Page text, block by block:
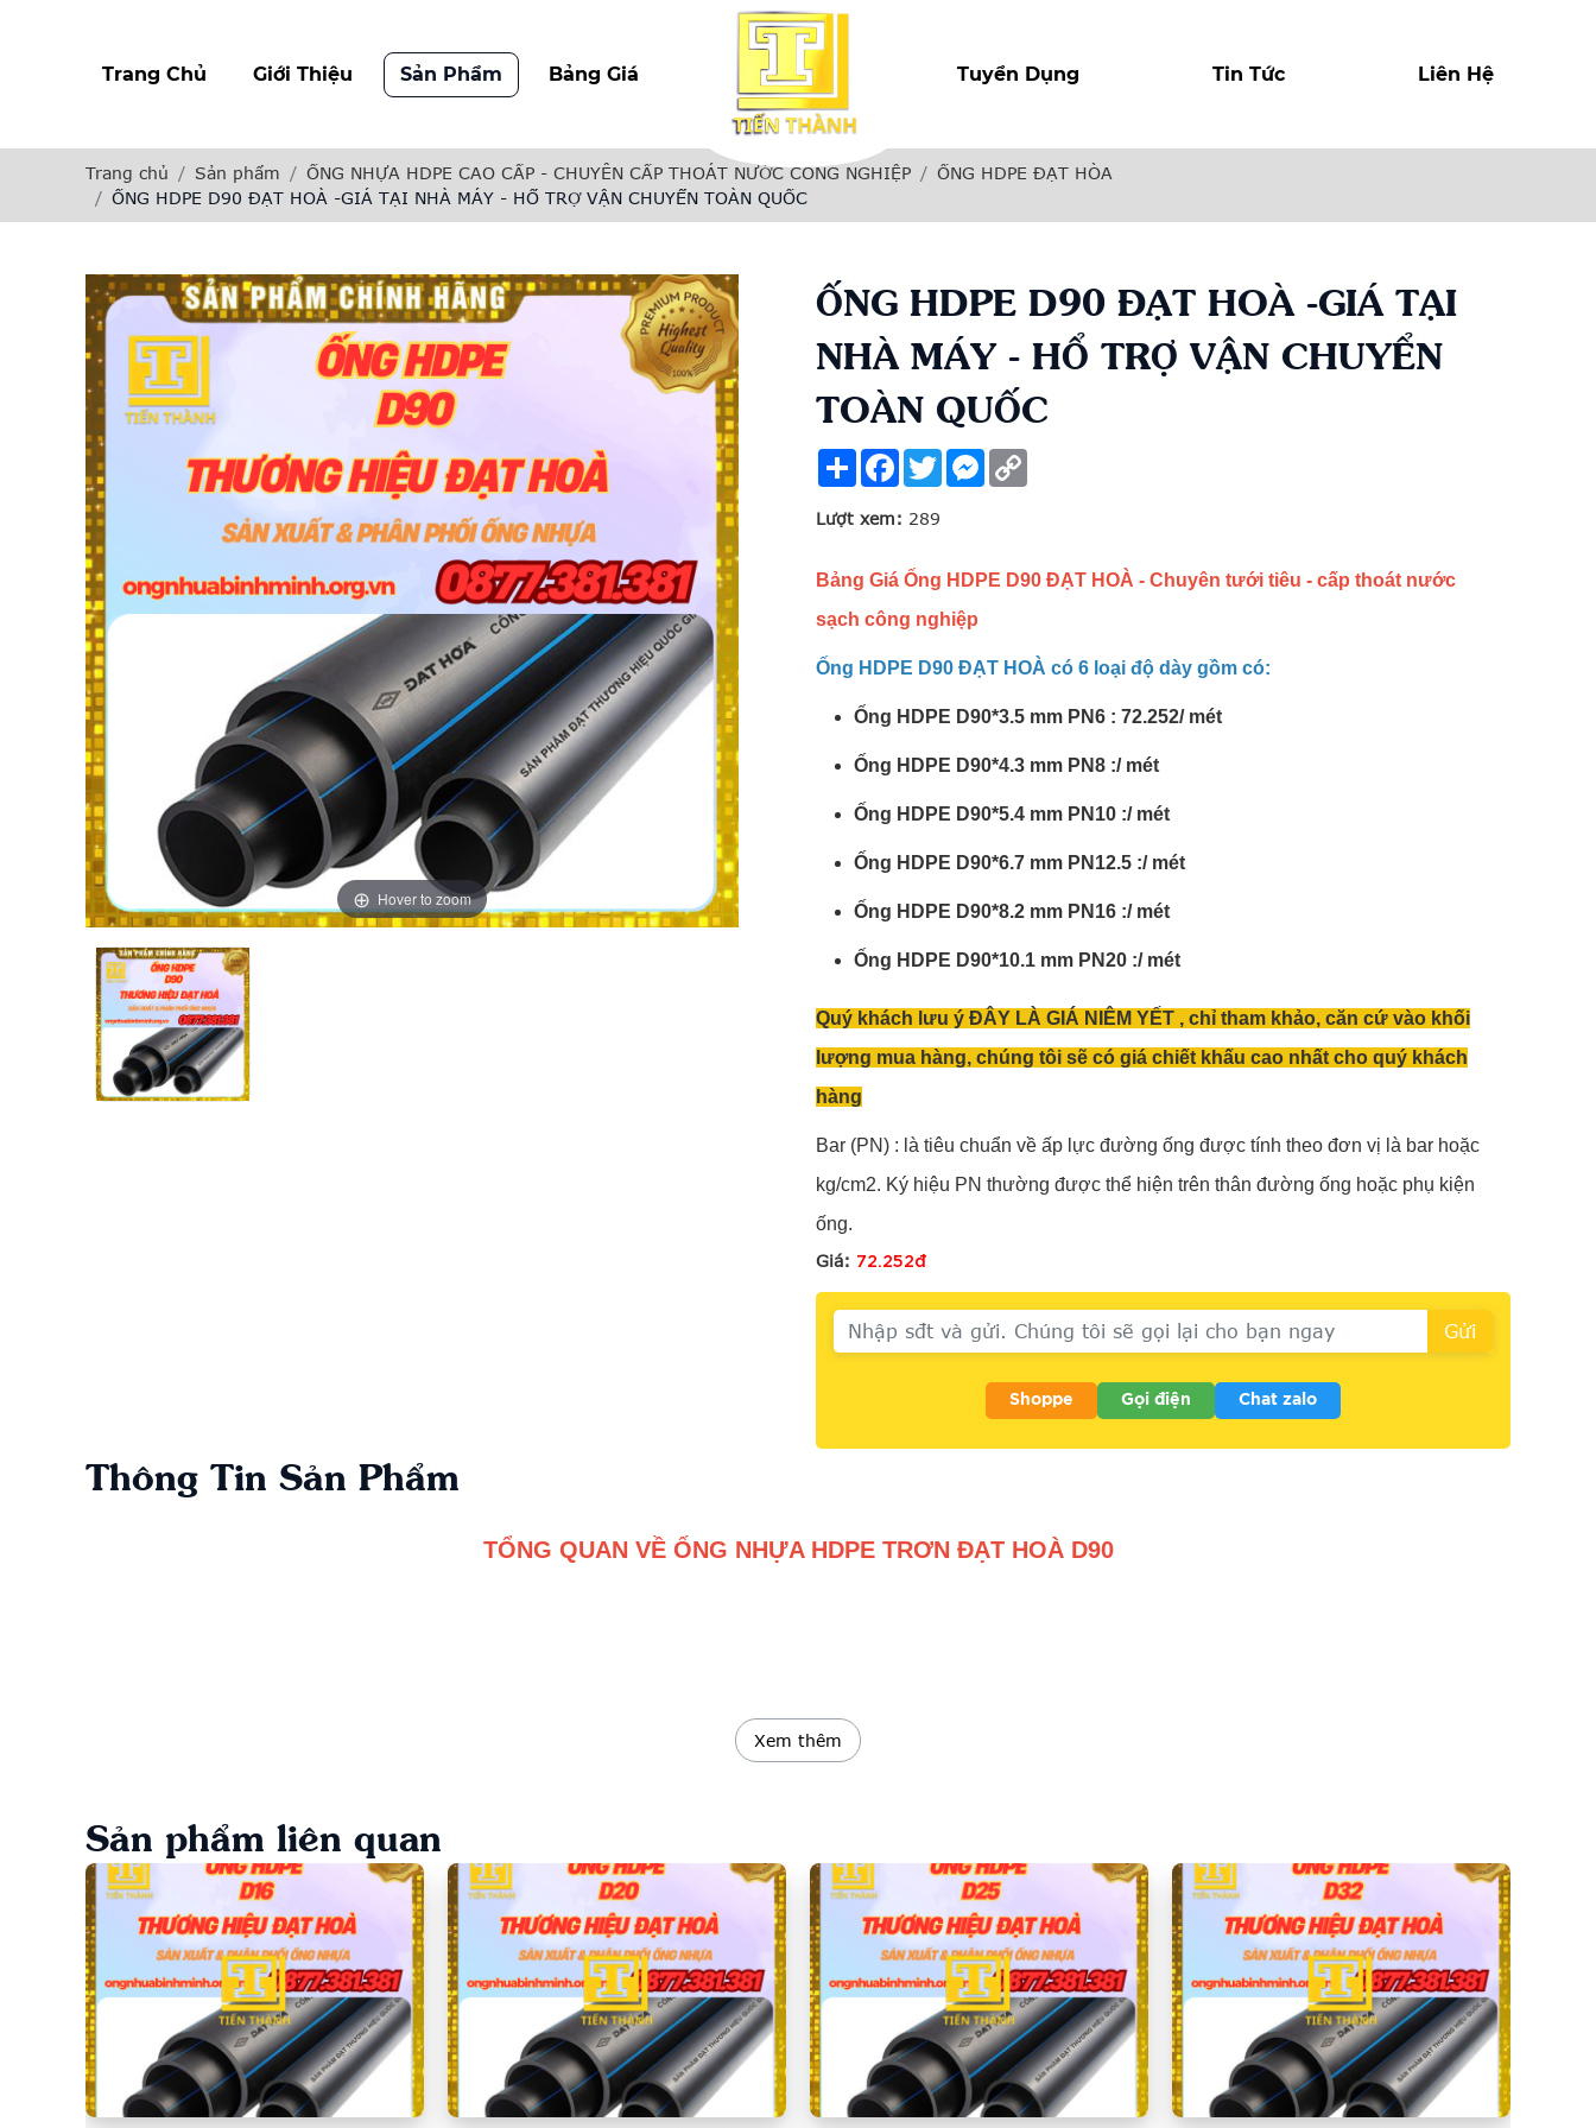
Trang Chủ Giới Thiệu Sản Phẩm Bảng Giá Tuyển Dụng Tin Tức Liên Hệ
Trang chủ Sản phẩm ỐNG NHỰA HDPE CAO CẤP - CHUYÊN CẤP THOÁT NƯỚC CÔNG NGHIỆP
ỐNG HDPE ĐẠT HÒA
ỐNG HDPE D90 ĐẠT HOÀ -GIÁ TẠI NHÀ MÁY - HỔ TRỢ VẬN CHUYỂN TOÀN QUỐC
Hover to zoom
ỐNG HDPE D90 ĐẠT HOÀ -GIÁ TẠI
NHÀ MÁY - HỔ TRỢ VẬN CHUYỂN
TOÀN QUỐC
ShareFacebook
TwitterMessenger
Lượt xem: 289
Bảng Giá Ống HDPE D90 ĐẠT HOÀ - Chuyên tưới tiêu - cấp thoát nước
sạch công nghiệp
Ống HDPE D90 ĐẠT HOÀ có 6 loại độ dày gồm có:
Ống HDPE D90*3.5 mm PN6 : 72.252/ mét
Ống HDPE D90*4.3 mm PN8 :/ mét
Ống HDPE D90*5.4 mm PN10 :/ mét
Ống HDPE D90*6.7 mm PN12.5 :/ mét
Ống HDPE D90*8.2 mm PN16 :/ mét
Ống HDPE D90*10.1 mm PN20 :/ mét
Quý khách lưu ý ĐÂY LÀ GIÁ NIÊM YẾT , chỉ tham khảo, căn cứ vào khối
lượng mua hàng, chúng tôi sẽ có giá chiết khấu cao nhất cho quý khách
hàng
Bar (PN) : là tiêu chuẩn về ấp lực đường ống được tính theo đơn vị là bar hoặc
kg/cm2. Ký hiệu PN thường được thể hiện trên thân đường ống hoặc phụ kiện
ống.
Giá: 72.252đ
Shoppe Gọi điện Chat zalo
Thông Tin Sản Phẩm
TỔNG QUAN VỀ ỐNG NHỰA HDPE TRƠN ĐẠT HOÀ D90
nhựa HDPE nguyên sinh, sản phẩm đáp ứng tiêu chuẩn chất lượng cao với độ bền vượt trội và khả năng chịu lực tốt trong các môi trường khắc nghiệt. Với thiết kế đặc
biệt có sọc xanh dọc thân ống, ống HDPE Đạt Hoà không chỉ đảm bảo độ chắc chắn mà còn dễ nhận diện, phù hợp với nhiều công trình cấp thoát nước và hệ thống tưới
tiêu nông nghiệp.
2. Ưu điểm của Ống Nhựa HDPE Trơn Sọc Xanh Đạt Hoà
Xem thêm
Sản phẩm liên quan